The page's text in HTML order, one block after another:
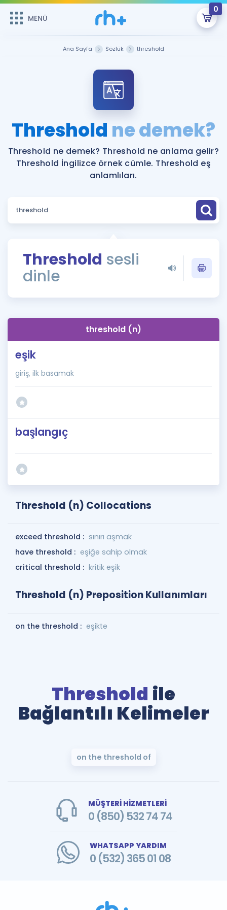
MENÜ
0
ÜYE DEĞİLİM
Sepetin Şu An Boş.
Remzi Hoca ile seni sınava hazırlayacak onlarca eğitim seni
bekliyor!
MENÜ
Faydalı Araçlar
Sözlük
Rehberlik Aracı
ÖSYM Sınav Takvimi
İngilizce Gramer
Hakkımızda
Ana Sayfa Sözlük threshold
Threshold ne demek?
Threshold ne demek? Threshold ne anlama gelir?
Threshold İngilizce örnek cümle. Threshold eş
anlamlıları.
Threshold sesli
dinle
threshold (n)
eşik
giriş, ilk basamak
başlangıç
Threshold (n) Collocations
exceed threshold : sınırı aşmak
have threshold : eşiğe sahip olmak
critical threshold : kritik eşik
Threshold (n) Preposition Kullanımları
on the threshold : eşikte
Threshold ile
Bağlantılı Kelimeler
on the threshold of
MÜŞTERİ HİZMETLERİ
0 (850) 532 74 74
WHATSAPP YARDIM
0 (532) 365 01 08